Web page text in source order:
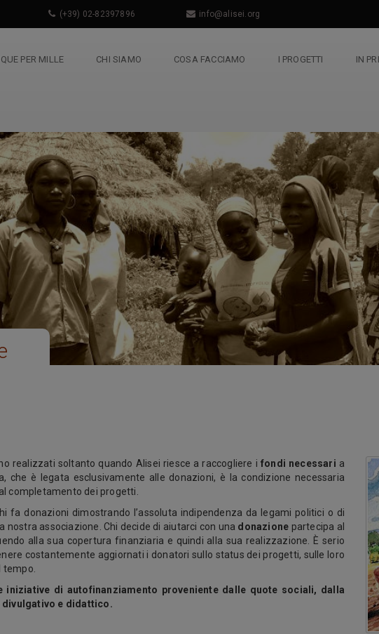
(+39) 02-82397896 info@alisei.org
PER MILLE CHI SIAMO COSA FACCIAMO I PROGETTI IN
realizzati soltanto quando Alisei riesce a raccogliere i fondi necessari a
che è legata esclusivamente alle donazioni, è la condizione necessaria
completamento dei progetti.
fa donazioni dimostrando l’assoluta indipendenza da legami politici o di
associazione. Chi decide di aiutarci con una donazione partecipa al
alla sua copertura finanziaria e quindi alla sua realizzazione. È serio
costantemente aggiornati i donatori sullo status dei progetti, sulle loro
iniziative di autofinanziamento proveniente dalle quote sociali, dalla
e didattico.